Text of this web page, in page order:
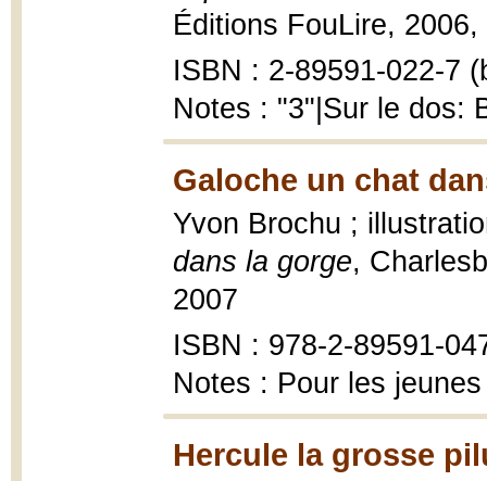
Éditions FouLire,
ISBN : 2-89591-022-7
Notes : "3"|Sur le dos:
Galoche un chat
Yvon Brochu ;
dans la gorge,
2007
ISBN : 978-2-89591-
Notes : Pour les
Hercule la grosse